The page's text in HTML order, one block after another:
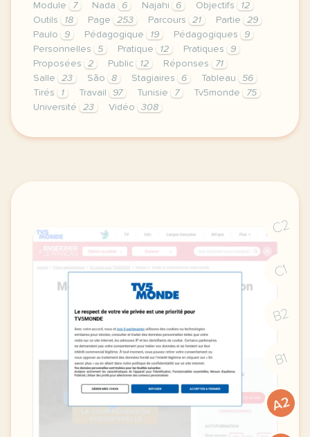
Module 7 Nada 6 Najahi 6 Objectifs
12
Outils
18 Page 253 Parcours 21 Partie
29
Paulo
9 Pédagogique 19 Pédagogiques
9
Personnelles
5 Pratique 12 Pratiques
9
Proposées
2 Public 12 Réponses
71
Salle
23 São 8 Stagiaires 6 Tableau
56
Tirés
1 Travail 97 Tunisie 7 Tv5monde
75
Université
23 Vidéo 308
le respect de votre vie privee est une priorite
C2
C1
B2
B1
A2